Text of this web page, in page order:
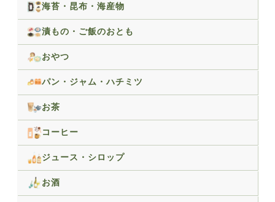
海苔・昆布・海産物
漬もの・ご飯のおとも
おやつ
パン・ジャム・ハチミツ
お茶
コーヒー
ジュース・シロップ
お酒